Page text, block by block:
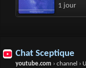
1 jour
Chat Sceptique
youtube.com › channel ›